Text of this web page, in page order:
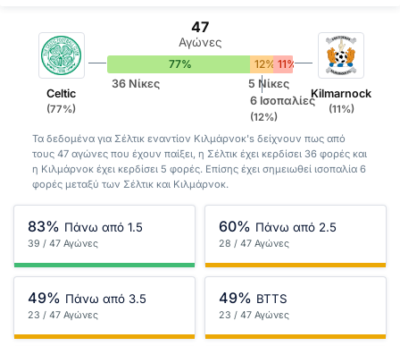
Celtic
(77%)
47
Αγώνες
77% 12% 11%
36 Νίκες
6 Ισοπαλίες
(12%)
5 Νίκες
Kilmarnock
(11%)
Τα δεδομένα για Σέλτικ εναντίον Κιλμάρνοκ's δείχνουν πως από
τους 47 αγώνες που έχουν παίξει, η Σέλτικ έχει κερδίσει 36 φορές και
η Κιλμάρνοκ έχει κερδίσει 5 φορές. Επίσης έχει σημειωθεί ισοπαλία 6
φορές μεταξύ των Σέλτικ και Κιλμάρνοκ.
83% Πάνω από 1.5
39 / 47 Αγώνες
60% Πάνω από 2.5
28 / 47 Αγώνες
49% Πάνω από 3.5
23 / 47 Αγώνες
49% BTTS
23 / 47 Αγώνες